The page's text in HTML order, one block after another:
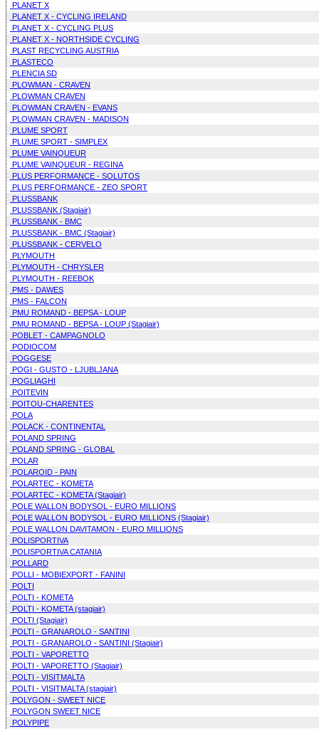
PLANET X
PLANET X - CYCLING IRELAND
PLANET X - CYCLING PLUS
PLANET X - NORTHSIDE CYCLING
PLAST RECYCLING AUSTRIA
PLASTECO
PLENCIA SD
PLOWMAN - CRAVEN
PLOWMAN CRAVEN
PLOWMAN CRAVEN - EVANS
PLOWMAN CRAVEN - MADISON
PLUME SPORT
PLUME SPORT - SIMPLEX
PLUME VAINQUEUR
PLUME VAINQUEUR - REGINA
PLUS PERFORMANCE - SOLUTOS
PLUS PERFORMANCE - ZEO SPORT
PLUSSBANK
PLUSSBANK (Stagiair)
PLUSSBANK - BMC
PLUSSBANK - BMC (Stagiair)
PLUSSBANK - CERVELO
PLYMOUTH
PLYMOUTH - CHRYSLER
PLYMOUTH - REEBOK
PMS - DAWES
PMS - FALCON
PMU ROMAND - BEPSA - LOUP
PMU ROMAND - BEPSA - LOUP (Stagiair)
POBLET - CAMPAGNOLO
PODIOCOM
POGGESE
POGI - GUSTO - LJUBLJANA
POGLIAGHI
POITEVIN
POITOU-CHARENTES
POLA
POLACK - CONTINENTAL
POLAND SPRING
POLAND SPRING - GLOBAL
POLAR
POLAROID - PAIN
POLARTEC - KOMETA
POLARTEC - KOMETA (Stagiair)
POLE WALLON BODYSOL - EURO MILLIONS
POLE WALLON BODYSOL - EURO MILLIONS (Stagiair)
POLE WALLON DAVITAMON - EURO MILLIONS
POLISPORTIVA
POLISPORTIVA CATANIA
POLLARD
POLLI - MOBIEXPORT - FANINI
POLTI
POLTI - KOMETA
POLTI - KOMETA (stagiair)
POLTI (Stagiair)
POLTI - GRANAROLO - SANTINI
POLTI - GRANAROLO - SANTINI (Stagiair)
POLTI - VAPORETTO
POLTI - VAPORETTO (Stagiair)
POLTI - VISITMALTA
POLTI - VISITMALTA (stagiair)
POLYGON - SWEET NICE
POLYGON SWEET NICE
POLYPIPE